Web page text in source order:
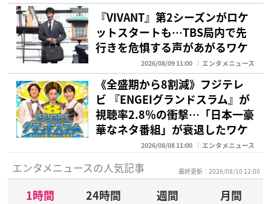
『VIVANT』第2シーズンがロケ
ットスタートも…TBS局内で先
行きを危惧する声があがるワケ
2026/08/09 11:00 エンタメニュース
《全盛期から8割減》フジテレ
ビ 『ENGEIグランドスラム』が
視聴率2.8％の衝撃…「日本一豪
華なネタ番組」が衰退したワケ
2026/08/08 11:00 エンタメニュース
エンタメニュースの人気記事 最終更新：2026/08/10 12:00
1時間 24時間 週間
月間